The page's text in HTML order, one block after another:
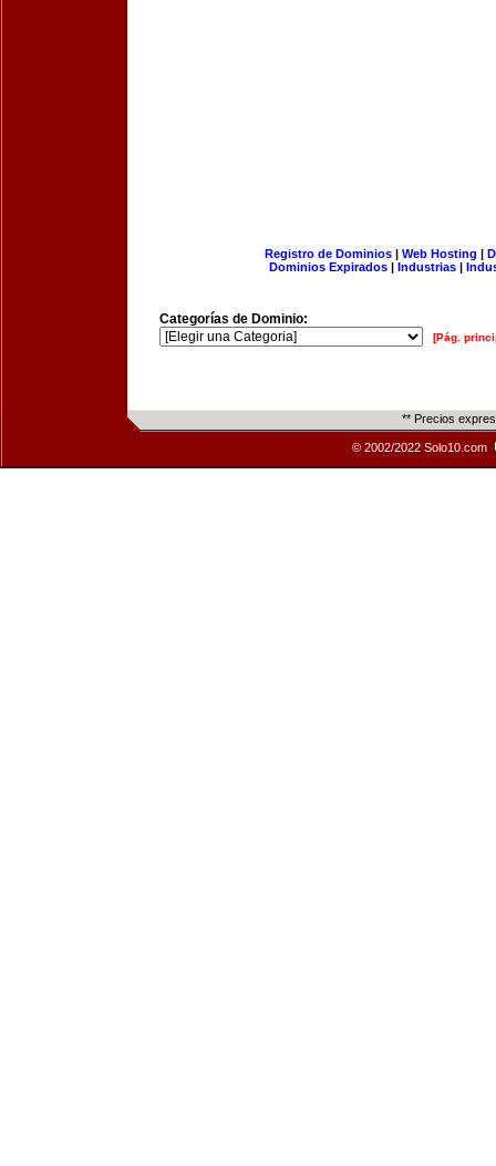
Registro de Dominios| Web Hosting |
Dominios Expirados | Industrias |
Categorías de Dominio:
[Pág.
** Precios
© 2002/2022 Solo10.com